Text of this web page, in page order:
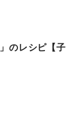
のレシピ【子